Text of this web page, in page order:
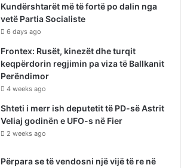
Kundërshtarët më të fortë po dalin nga
vetë Partia Socialiste
6 days ago
Frontex: Rusët, kinezët dhe turqit
keqpërdorin regjimin pa viza të Ballkanit
Perëndimor
4 weeks ago
Shteti i merr ish deputetit të PD-së Astrit
Veliaj godinën e UFO-s në Fier
2 weeks ago
Përpara se të vendosni një vijë të re në